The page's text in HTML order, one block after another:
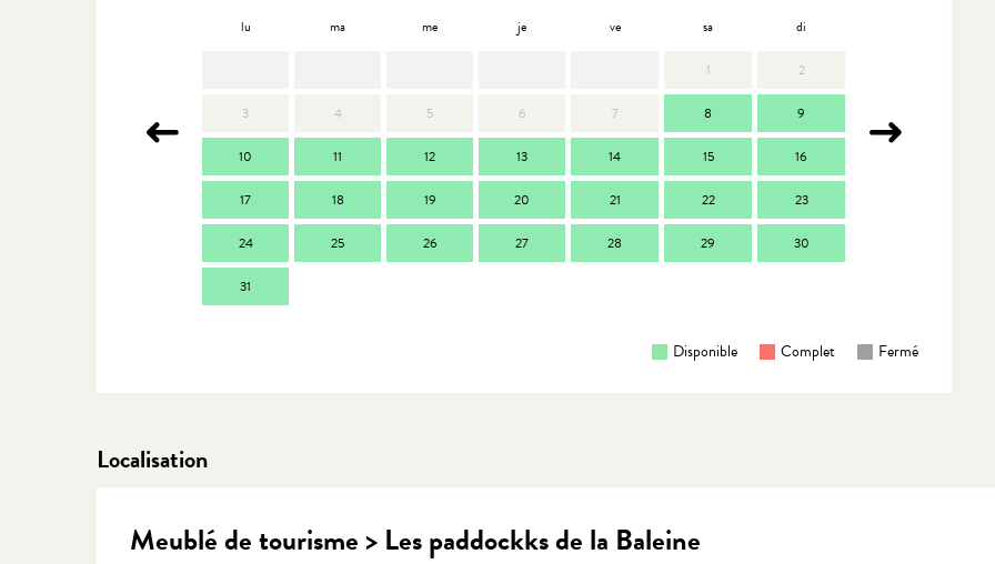
lu ma me je ve sa di
1 2
3 4 5 6 7 8 9
10 11 12 13 14 15 16
17 18 19 20 21 22 23
24 25 26 27 28 29 30
31
Disponible Complet Fermé
Localisation
Meublé de tourisme > Les paddockks de la Baleine